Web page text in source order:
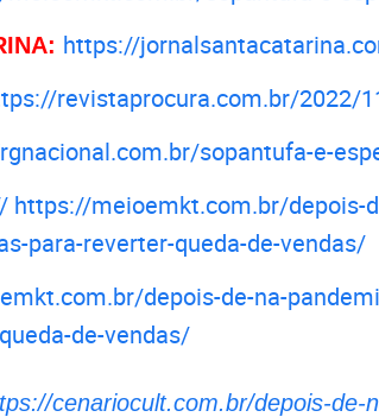
https://
revistaprocura.com.br/2022/
sopantufa-e-
https://meioemkt.com.br/depois-
para-reverter-queda-de-vendas/
depois-de-na-
de-vendas/
cenariocult.com.br/depois-